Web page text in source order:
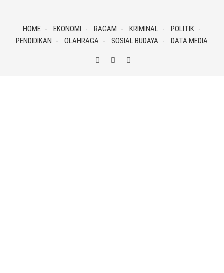
contentHOME EKONOMI RAGAM KRIMINAL
POLITIK
PENDIDIKAN
OLAHRAGA SOSIAL BUDAYA DATA MEDIA